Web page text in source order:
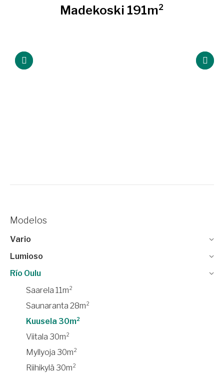
Madekoski 191m²
Modelos
Vario
Lumioso
Río Oulu
Saarela 11m²
Saunaranta 28m²
Kuusela 30m²
Viitala 30m²
Myllyoja 30m²
Riihikylä 30m²